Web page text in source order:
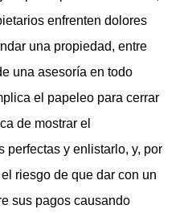
enfrenten dolores
una propiedad, entre
una asesoría en todo
el papeleo para cerrar
de mostrar el
perfectas y enlistarlo, y, por
riesgo de que dar con un
sus pagos causando